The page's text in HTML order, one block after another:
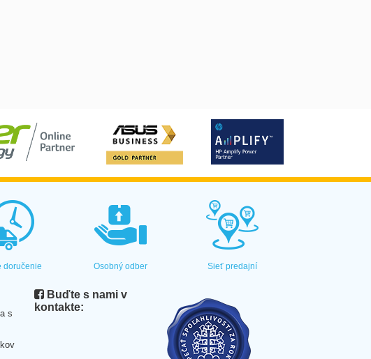
doručenie Osobný odber Sieť predajní
s
Buďte s nami v
kontakte: